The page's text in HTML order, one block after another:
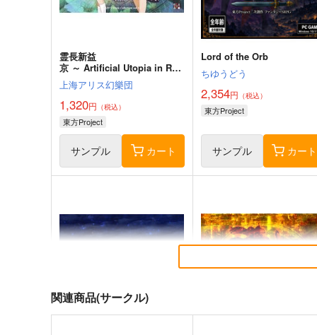
霊長新益
京 ～ Artificial Utopia in Rui
ns.
上海アリス幻樂団
1,320円 （税込）
東方Project
サンプル カート
Lord of the Orb
ちゆうどう
2,354円 （税込）
東方Project
サンプル カート
関連商品(サークル)